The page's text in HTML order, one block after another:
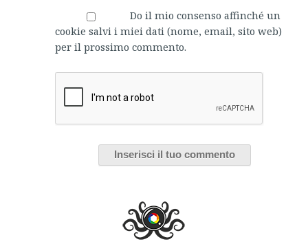
Do il mio consenso affinché un
cookie salvi i miei dati (nome, email, sito web)
per il prossimo commento.